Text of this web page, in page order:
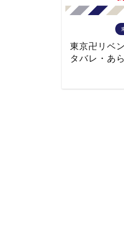
東京卍リベ
タバレ・あ